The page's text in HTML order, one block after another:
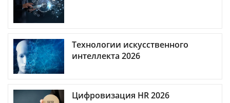
Технологии искусственного
интеллекта 2026
Цифровизация HR 2026